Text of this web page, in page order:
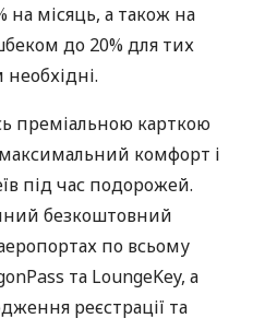
на місяць, а також на
до 20% для тих
необхідні.
преміальною карткою
комфорт і
під час подорожей.
безкоштовний
по всьому
та LoungeKey, а
реєстрації та